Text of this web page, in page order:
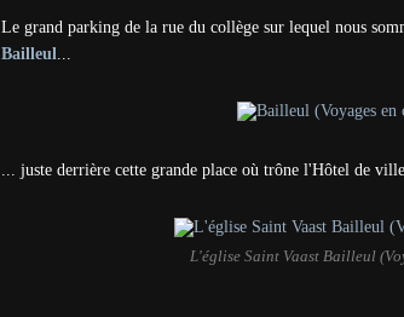
Le grand parking de la rue du collège sur lequel nous
Bailleul...
... juste derrière cette grande place où trône l'Hôtel de
L'église Saint Vaast Bailleul